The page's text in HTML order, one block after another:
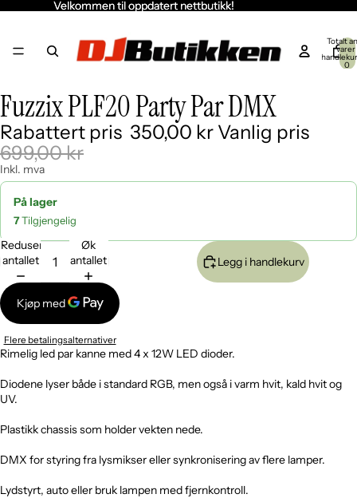
Velkommen til oppdatert nettbutikk!
Velkommen til oppdatert nettbutikk!
Totalt
varer
0
Åpne
bildet
i
fullskjerm
Åpne
bildet
i
fullskjerm
Åpne
bildet
i
fullskjerm
Åpne
bildet
i
fullskjerm
Åpne
bildet
i
fullskjerm
Åpne
bildet
i
fullskjerm
Åpne
bildet
i
fullskjerm
Fuzzix PLF20 Party Par DMX
Rabattert pris 350,00 kr Vanlig pris
699,00 kr
Inkl. mva
På lager
7Tilgjengelig
Reduser
antallet
Øk
antallet
Legg i handlekurv
Flere betalingsalternativer
Rimelig led par kanne med 4 x 12W LED dioder.
Diodene lyser både i standard RGB, men også i varm hvit, kald hvit og
UV.
Plastikk chassis som holder vekten nede.
DMX for styring fra lysmikser eller synkronisering av flere lamper.
Lydstyrt, auto eller bruk lampen med fjernkontroll.